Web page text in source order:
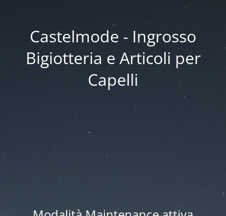
Castelmode - Ingrosso
Bigiotteria e Articoli per
Capelli